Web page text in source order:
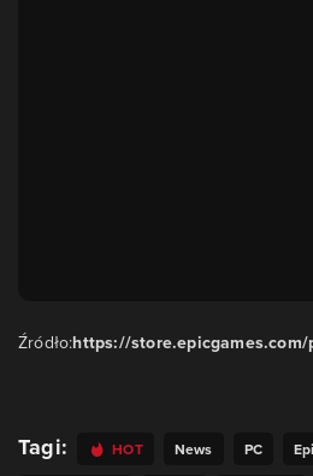
Źródło:https://
Tagi: HOT News PC